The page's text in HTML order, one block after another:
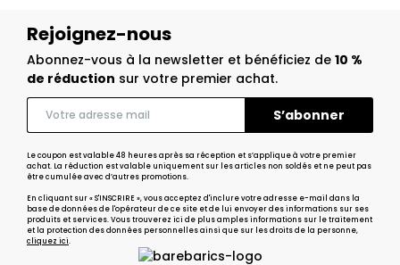
Rejoignez-nous
Abonnez-vous à la newsletter et bénéficiez de 10 %
de réduction sur votre premier achat.
Le coupon est valable 48 heures après sa réception et s’applique à votre premier
achat. La réduction est valable uniquement sur les articles non soldés et ne peut pas
être cumulée avec d’autres promotions.
En cliquant sur « S'INSCRIRE », vous acceptez d'inclure votre adresse e-mail dans la
base de données de l'opérateur de ce site et de lui envoyer des informations sur ses
produits et services. Vous trouverez ici de plus amples informations sur le traitement
et la protection des données personnelles ainsi que sur les droits de la personne,
cliquez ici.